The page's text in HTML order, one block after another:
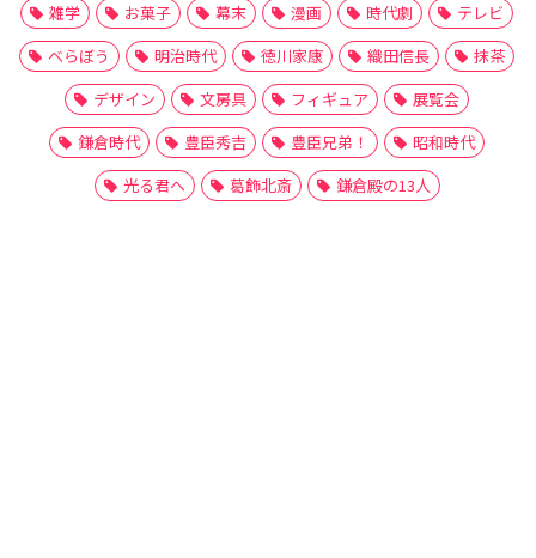
雑学
お菓子 幕末 漫画 時代劇
テレビ
べらぼう
明治時代 徳川家康 織田信長
抹茶
デザイン
文房具 フィギュア
展覧会
鎌倉時代
豊臣秀吉 豊臣兄弟！
昭和時代
光る君へ
葛飾北斎 鎌倉殿の13人